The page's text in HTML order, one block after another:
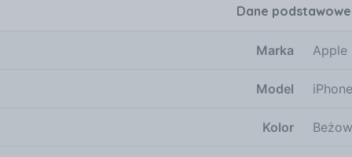
ale także wiele innych zalet, które uczynią
miłośników fotografii. Główny aparat 48 MP z
2x i 5x o rozdzielczości 12 MP pozwalają na
funkcje, takie jak Deep Fusion i inteligentny
Dane podstawowe
Marka Apple
Model
Kolor